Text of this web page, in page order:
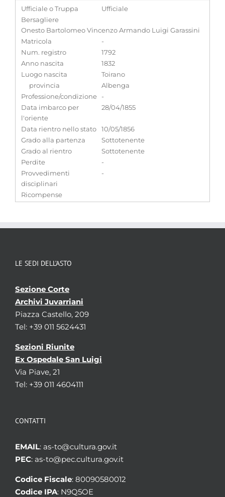
Ufficiale o Truppa
Ufficiale
Bersagliere
Onesto Bartolomeo Vincenzo Armando Luigi Garassini
Matricola
-
Num. registro
1792
Anno nascita
1832
Luogo nascita
Toirano
provincia
Albenga
Professione/condizione -
Data imbarco per
l'oriente
28/04/1855
Data rientro nello stato
10/05/1856
Grado alla partenza
Sottotenente
Grado al rientro
Sottotenente
Perdite
-
Provvedimenti
disciplinari
-
Ricompense
Registro pag.116. Integrato con il Registro 1793 pag.116 e il
LE SEDI DELL’ASTO
Sezione Corte
Archivi Juvarriani
Piazza Castello, 209
Tel: +39 011 5624431
Sezioni Riunite
Ex Ospedale San Luigi
Via Piave, 21
Tel: +39 011 4604111
CONTATTI
EMAIL: as-to@cultura.gov.it
PEC: as-to@pec.cultura.gov.it
Codice Fiscale: 80090580012
Codice IPA: N9Q5OE